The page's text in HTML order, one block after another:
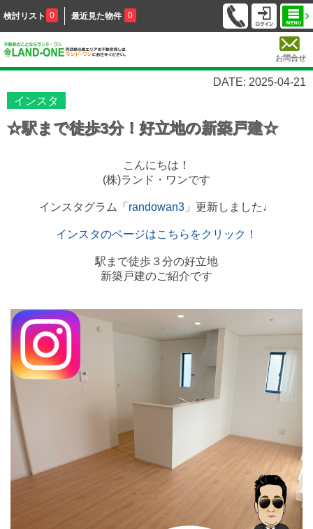
検討リスト 0 最近見た物件 0
お問合せ
DATE: 2025-04-21
インスタ
☆駅まで徒歩3分！好立地の新築戸建☆
こんにちは！
(株)ランド・ワンです
インスタグラム 「randowan3」 更新しました♩
インスタのページはこちらをクリック！
駅まで徒歩３分の好立地
新築戸建のご紹介です